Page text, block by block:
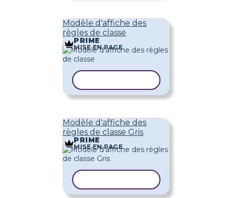
Modèle d'affiche des
règles de classe
PRIME
MISE EN PAGE
Modèle d'affiche des
règles de classe Gris
PRIME
MISE EN PAGE